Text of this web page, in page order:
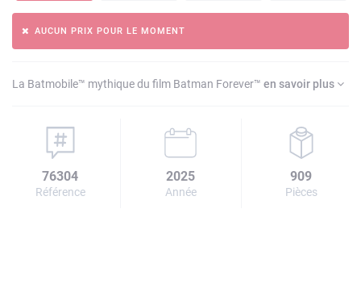
AUCUN PRIX POUR LE MOMENT
La Batmobile™ mythique du film Batman Forever™ en savoir plus
76304
Référence
2025
Année
909
Pièces